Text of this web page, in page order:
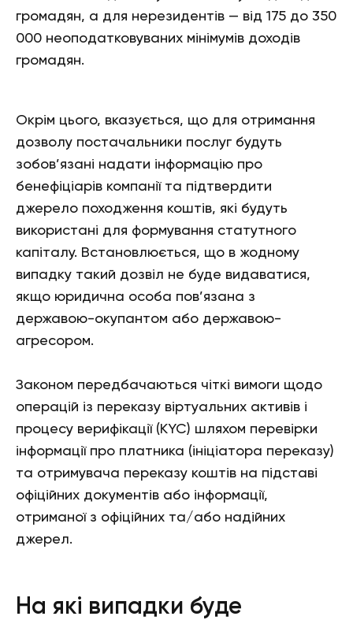
громадян, а для нерезидентів — від 175 до 350
000 неоподатковуваних мінімумів доходів
громадян.
Окрім цього, вказується, що для отримання
дозволу постачальники послуг будуть
зобов’язані надати інформацію про
бенефіціарів компанії та підтвердити
джерело походження коштів, які будуть
використані для формування статутного
капіталу. Встановлюється, що в жодному
випадку такий дозвіл не буде видаватися,
якщо юридична особа пов’язана з
державою-окупантом або державою-
агресором.
Законом передбачаються чіткі вимоги щодо
операцій із переказу віртуальних активів і
процесу верифікації (KYC) шляхом перевірки
інформації про платника (ініціатора переказу)
та отримувача переказу коштів на підставі
офіційних документів або інформації,
отриманої з офіційних та/або надійних
джерел.
На які випадки буде